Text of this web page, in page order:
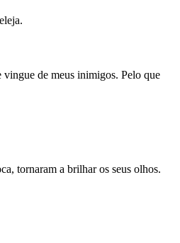
vingue de meus inimigos. Pelo que
tornaram a brilhar os seus olhos.